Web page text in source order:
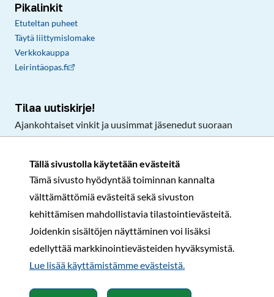
Tällä sivustolla käytetään evästeitä
Tämä sivusto hyödyntää toiminnan kannalta
välttämättömiä evästeitä sekä sivuston
kehittämisen mahdollistavia tilastointievästeitä.
Joidenkin sisältöjen näyttäminen voi lisäksi
edellyttää markkinointievästeiden hyväksymistä.
Lue lisää käyttämistämme evästeistä.​​​​​​
Pikalinkit
Etuteltan puheet
Täytä liittymislomake
Verkkokauppa
Leirintäopas.fi
Tilaa uutiskirje!
Ajankohtaiset vinkit ja uusimmat jäsenedut suoraan
Rekisteri- ja tietosuojaselosteSopimusehdot